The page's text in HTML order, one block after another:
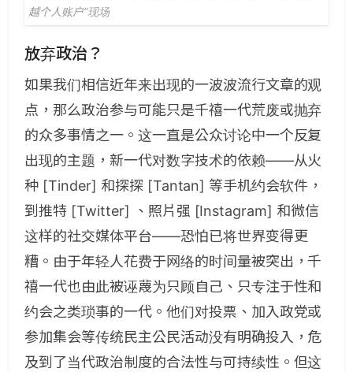
越个人账户”现场
放弃政治？
如果我们相信近年来出现的一波波流行文章的观
点，那么政治参与可能只是千禧一代荒废或抛弃
的众多事情之一。这一直是公众讨论中一个反复
出现的主题，新一代对数字技术的依赖——从火
种 [Tinder] 和探探 [Tantan] 等手机约会软件，
到推特 [Twitter] 、照片强 [Instagram] 和微信
这样的社交媒体平台——恐怕已将世界变得更
糟。由于年轻人花费于网络的时间量被突出，千
禧一代也由此被诬蔑为只顾自己、只专注于性和
约会之类琐事的一代。他们对投票、加入政党或
参加集会等传统民主公民活动没有明确投入，危
及到了当代政治制度的合法性与可持续性。但这